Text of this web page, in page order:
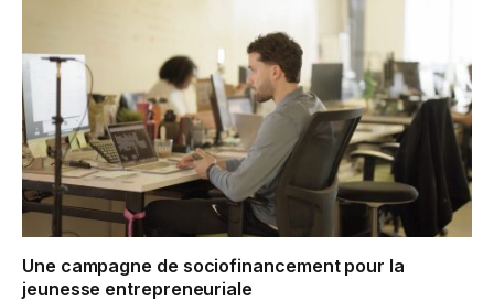
Une campagne de sociofinancement pour la
jeunesse entrepreneuriale